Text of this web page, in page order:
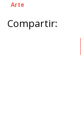
Arte
Compartir: